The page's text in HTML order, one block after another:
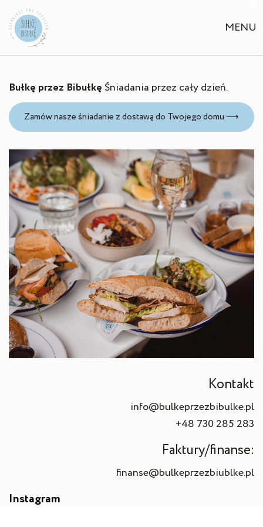
MENU
Bułkę przez BibułkęŚniadania przez cały dzień.
Zamów nasze śniadanie z dostawą do Twojego domu ⟶
Kontakt
info@bulkeprzezbibulke.pl
+48 730 285 283
Faktury/finanse:
finanse@bulkeprzezbiublke.pl
Instagram
Necessary
These
not